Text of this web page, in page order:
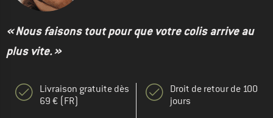
« Nous faisons tout pour que votre colis arrive au
plus vite. »
Livraison gratuite dès
69 € (FR)
Droit de retour de 100
jours